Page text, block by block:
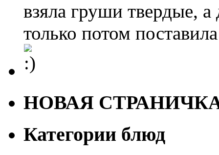
взяла груши твердые, а
только потом
НОВАЯ
Категории блюд